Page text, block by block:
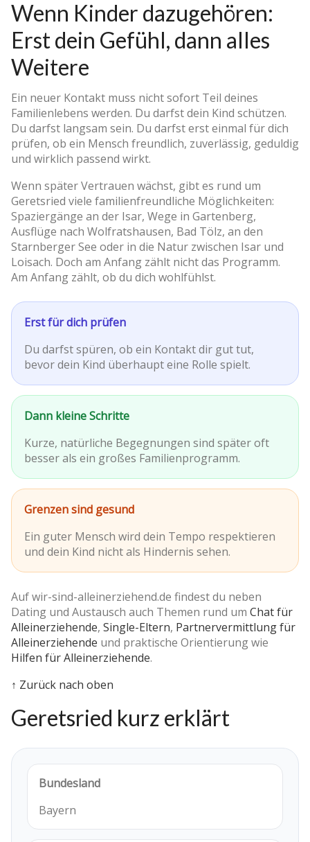
Wenn Kinder dazugehören:
Erst dein Gefühl, dann alles
Weitere
Ein neuer Kontakt muss nicht sofort Teil deines
Familienlebens werden. Du darfst dein Kind schützen.
Du darfst langsam sein. Du darfst erst einmal für dich
prüfen, ob ein Mensch freundlich, zuverlässig, geduldig
und wirklich passend wirkt.
Wenn später Vertrauen wächst, gibt es rund um
Geretsried viele familienfreundliche Möglichkeiten:
Spaziergänge an der Isar, Wege in Gartenberg,
Ausflüge nach Wolfratshausen, Bad Tölz, an den
Starnberger See oder in die Natur zwischen Isar und
Loisach. Doch am Anfang zählt nicht das Programm.
Am Anfang zählt, ob du dich wohlfühlst.
Erst für dich prüfen
Du darfst spüren, ob ein Kontakt dir gut tut,
bevor dein Kind überhaupt eine Rolle spielt.
Dann kleine Schritte
Kurze, natürliche Begegnungen sind später oft
besser als ein großes Familienprogramm.
Grenzen sind gesund
Ein guter Mensch wird dein Tempo respektieren
und dein Kind nicht als Hindernis sehen.
Auf wir-sind-alleinerziehend.de findest du neben
Dating und Austausch auch Themen rund um Chat für
Alleinerziehende, Single-Eltern, Partnervermittlung für
Alleinerziehende und praktische Orientierung wie
Hilfen für Alleinerziehende.
↑ Zurück nach oben
Geretsried kurz erklärt
Bundesland
Bayern